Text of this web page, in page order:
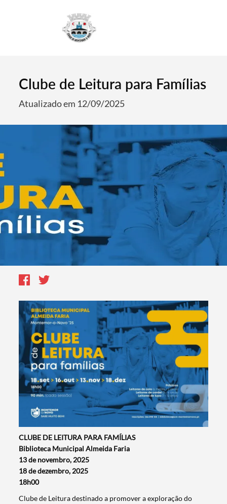
Clube de Leitura para Famílias
Atualizado em 12/09/2025
CLUBE DE LEITURA PARA FAMÍLIAS
Biblioteca Municipal Almeida Faria
13 de novembro, 2025
18 de dezembro, 2025
18h00
Clube de Leitura destinado a promover a exploração do